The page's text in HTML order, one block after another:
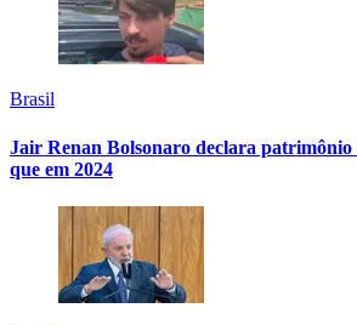
Brasil
Jair Renan Bolsonaro declara patrimônio
que em 2024